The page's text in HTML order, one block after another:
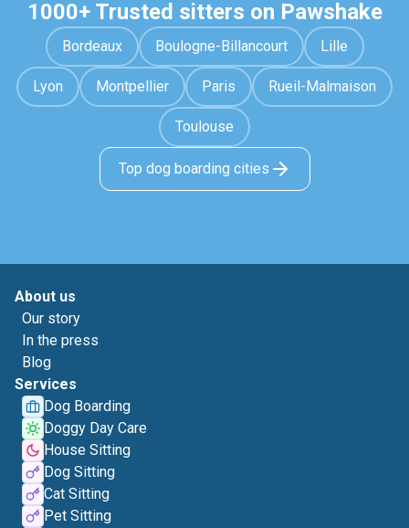
1000+ Trusted sitters on Pawshake
Bordeaux Boulogne-Billancourt Lille
Lyon Montpellier Paris Rueil-Malmaison
Toulouse
Top dog boarding cities
About us
Our story
In the press
Blog
Services
Dog Boarding
Doggy Day Care
House Sitting
Dog Sitting
Cat Sitting
Pet Sitting